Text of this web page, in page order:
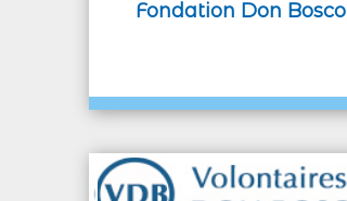
Fondation Don Bosco